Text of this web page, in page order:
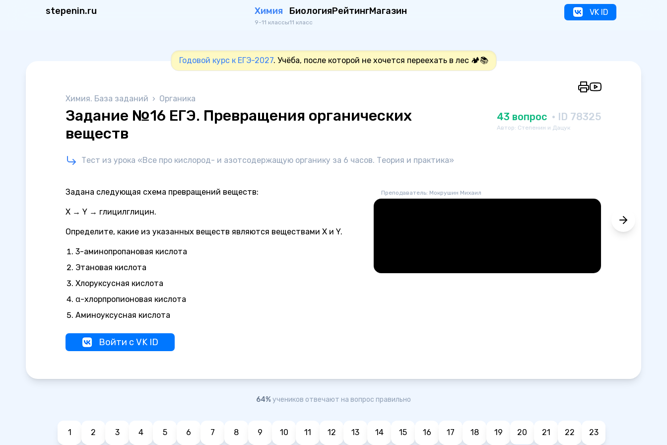
stepenin.ru Химия
9-11 классы
Биология
11 класс
РейтингМагазин VK ID
Годовой курс к ЕГЭ-2027. Учёба, после которой не хочется переехать в лес 🏕️📚
Химия. База заданий › Органика
Задание №16 ЕГЭ. Превращения органических
веществ
43 вопрос · ID 78325
Автор: Степенин и Дацук
Тест из урока «Все про кислород- и азотсодержащую органику за 6 часов. Теория и практика»
Задана следующая схема превращений веществ:
Х → Y → глицилглицин.
Определите, какие из указанных веществ являются веществами X и Y.
3-аминопропановая кислота
Этановая кислота
Хлоруксусная кислота
α-хлорпропионовая кислота
Аминоуксусная кислота
Войти с VK ID
Преподаватель: Мокрушин Михаил
64%учеников отвечают на вопрос правильно
1 2 3 4 5 6 7 8 9 10 11 12 13 14 15 16 17 18 19 20 21 22 23